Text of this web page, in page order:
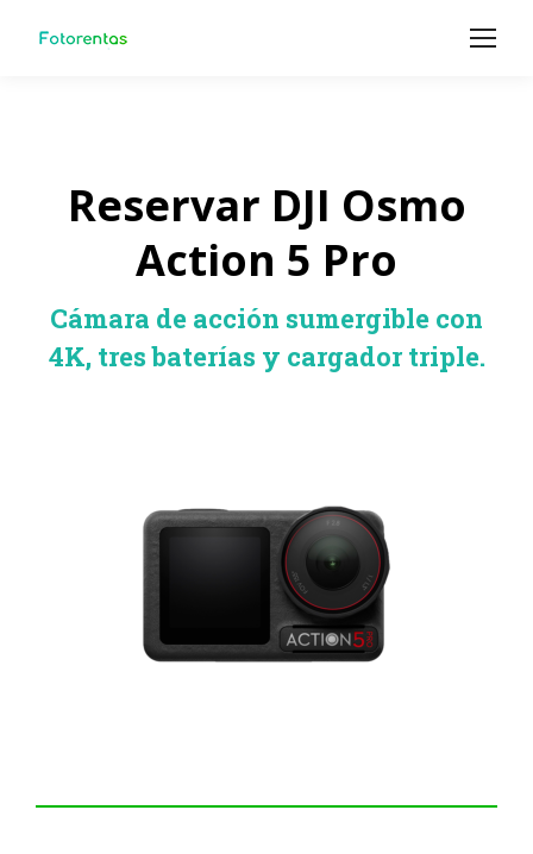
Reservar DJI Osmo
Action 5 Pro
Cámara de acción sumergible con
4K, tres baterías y cargador triple.